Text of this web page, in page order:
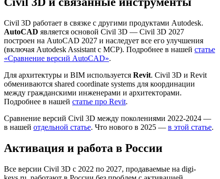
Civil 3D работает в связке с другими продуктами Autodesk.
AutoCAD является основой Civil 3D — Civil 3D 2027
построен на AutoCAD 2027 и наследует все его улучшения
(включая Autodesk Assistant с MCP). Подробнее в нашей статье
«Сравнение версий AutoCAD».
Для архитектуры и BIM используется Revit. Civil 3D и Revit
обмениваются shared coordinate systems для координации
между гражданскими инженерами и архитекторами.
Подробнее в нашей статье про Revit.
Сравнение версий Civil 3D между поколениями 2022-2024 —
в нашей отдельной статье. Что нового в 2025 — в этой статье.
Активация и работа в России
Все версии Civil 3D с 2022 по 2027, продаваемые на digi-